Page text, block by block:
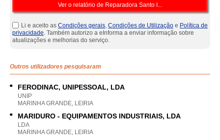
Li e aceito as Condições gerais, Condições de Utilização e Política de
privacidade. Também autorizo a eInforma a enviar informação sobre
atualizações e melhorias do serviço.
Outros utilizadores pesquisaram
FERODINAC, UNIPESSOAL, LDA
UNIP
MARINHA GRANDE, LEIRIA
MARIDURO - EQUIPAMENTOS INDUSTRIAIS, LDA
LDA
MARINHA GRANDE, LEIRIA